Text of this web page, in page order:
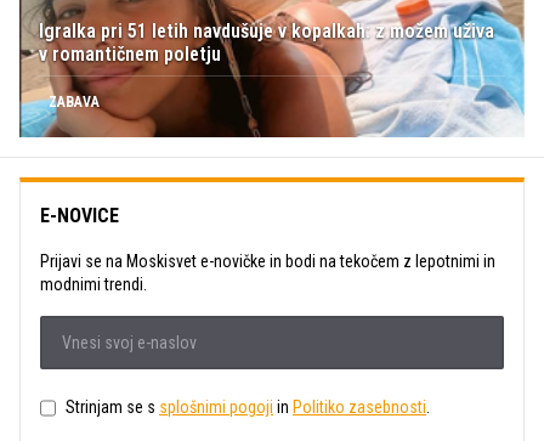
Igralka pri 51 letih navdušuje v kopalkah: z možem uživa
v romantičnem poletju
ZABAVA
E-NOVICE
Prijavi se na Moskisvet e-novičke in bodi na tekočem z lepotnimi in
modnimi trendi.
Strinjam se s splošnimi pogoji in Politiko zasebnosti.